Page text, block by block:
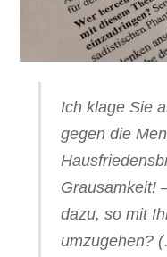
Ich klage Sie
gegen die
Grausamkeit!
dazu, so mit
umzugehen?